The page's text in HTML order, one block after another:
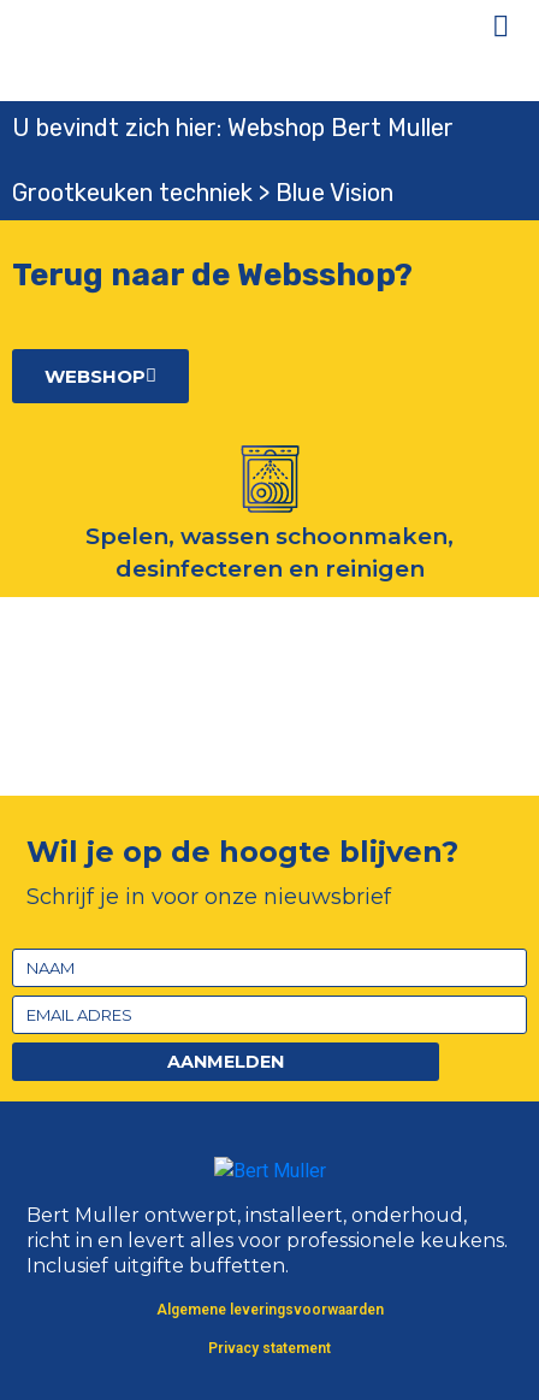
U bevindt zich hier: Webshop Bert Muller
Grootkeuken techniek > Blue Vision
Terug naar de Websshop?
WEBSHOP
Spelen, wassen schoonmaken,
desinfecteren en reinigen
Wil je op de hoogte blijven?
Schrijf je in voor onze nieuwsbrief
AANMELDEN
Bert Muller ontwerpt, installeert, onderhoud,
richt in en levert alles voor professionele keukens.
Inclusief uitgifte buffetten.
Algemene leveringsvoorwaarden
Privacy statement